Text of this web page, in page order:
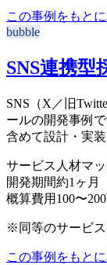
この事例をもと
bubble
SNS連携型
SNS（X／旧
ールの開発事例
含めて設計・実装
サービス 人材マ
開発期間約1ヶ月
概算費用 100〜
※同等のサービ
この事例をもと